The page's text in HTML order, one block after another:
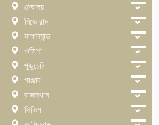
মেঘালয়
মিজোরাম
নাগাল্যান্ড
ওড়িশা
পুডুচেরি
পাঞ্জাব
রাজস্থান
সিকিম